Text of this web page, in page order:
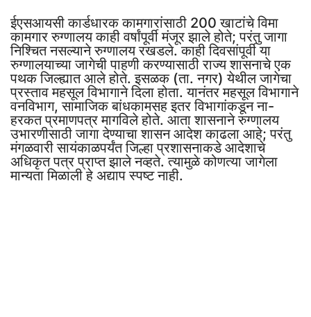
ईएसआयसी कार्डधारक कामगारांसाठी 200 खाटांचे विमा
कामगार रुग्णालय काही वर्षांपूर्वी मंजूर झाले होते; परंतु जागा
निश्चित नसल्याने रुग्णालय रखडले. काही दिवसांपूर्वी या
रुग्णालयाच्या जागेची पाहणी करण्यासाठी राज्य शासनाचे एक
पथक जिल्ह्यात आले होते. इसळक (ता. नगर) येथील जागेचा
प्रस्ताव महसूल विभागाने दिला होता. यानंतर महसूल विभागाने
वनविभाग, सामाजिक बांधकामसह इतर विभागांकडून ना-
हरकत प्रमाणपत्र मागविले होते. आता शासनाने रुग्णालय
उभारणीसाठी जागा देण्याचा शासन आदेश काढला आहे; परंतु
मंगळवारी सायंकाळपर्यंत जिल्हा प्रशासनाकडे आदेशाचे
अधिकृत पत्र प्राप्त झाले नव्हते. त्यामुळे कोणत्या जागेला
मान्यता मिळाली हे अद्याप स्पष्ट नाही.